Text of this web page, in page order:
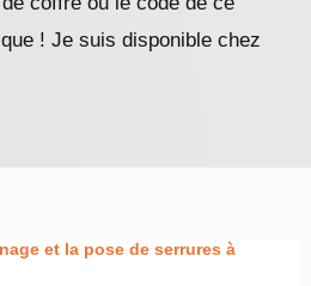
! Je suis disponible chez
et la pose de serrures à